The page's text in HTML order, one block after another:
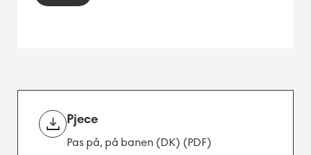
Pjece
Pas på, på banen (DK) (PDF)